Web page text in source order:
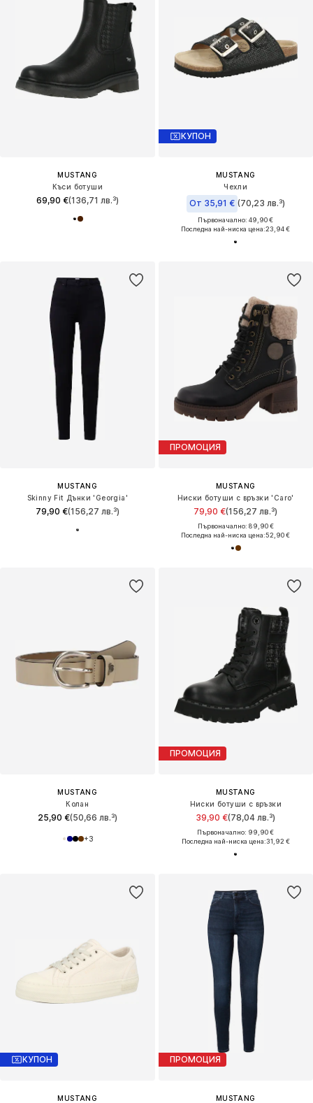
MUSTANG
Къси ботуши
69,90 €(136,71 лв.³)
КУПОН
MUSTANG
Чехли
От 35,91 € (70,23 лв.³)
Първоначално: 49,90 €
Последна най-ниска цена:23,94 €
MUSTANG
Skinny Fit Дънки 'Georgia'
79,90 €(156,27 лв.³)
ПРОМОЦИЯ
MUSTANG
Ниски ботуши с връзки 'Caro'
79,90 €(156,27 лв.³)
Първоначално: 89,90 €
Последна най-ниска цена:52,90 €
MUSTANG
Колан
25,90 €(50,66 лв.³)
+3
ПРОМОЦИЯ
MUSTANG
Ниски ботуши с връзки
39,90 €(78,04 лв.³)
Първоначално: 99,90 €
Последна най-ниска цена:31,92 €
КУПОН
MUSTANG
ПРОМОЦИЯ
MUSTANG